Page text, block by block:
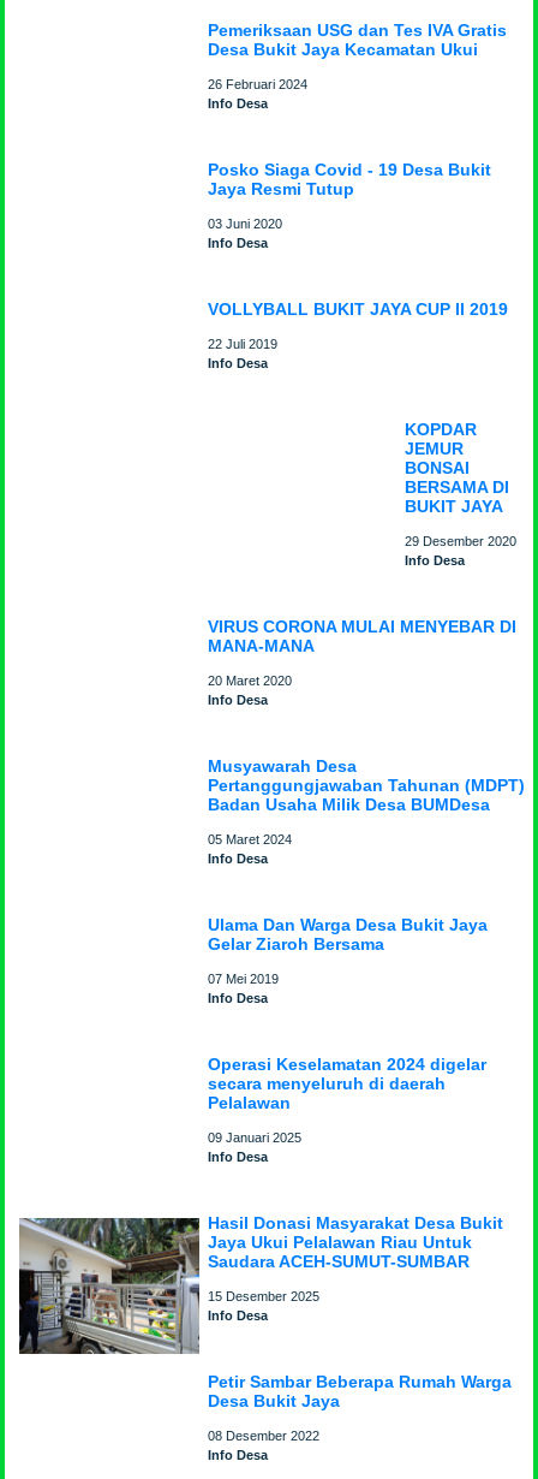
Pemeriksaan USG dan Tes IVA Gratis
Desa Bukit Jaya Kecamatan Ukui
26 Februari 2024
Info Desa
Posko Siaga Covid - 19 Desa Bukit
Jaya Resmi Tutup
03 Juni 2020
Info Desa
VOLLYBALL BUKIT JAYA CUP II 2019
22 Juli 2019
Info Desa
KOPDAR
JEMUR
BONSAI
BERSAMA DI
BUKIT JAYA
29 Desember 2020
Info Desa
VIRUS CORONA MULAI MENYEBAR DI
MANA-MANA
20 Maret 2020
Info Desa
Musyawarah Desa
Pertanggungjawaban Tahunan (MDPT)
Badan Usaha Milik Desa BUMDesa
05 Maret 2024
Info Desa
Ulama Dan Warga Desa Bukit Jaya
Gelar Ziaroh Bersama
07 Mei 2019
Info Desa
Operasi Keselamatan 2024 digelar
secara menyeluruh di daerah
Pelalawan
09 Januari 2025
Info Desa
Hasil Donasi Masyarakat Desa Bukit
Jaya Ukui Pelalawan Riau Untuk
Saudara ACEH-SUMUT-SUMBAR
15 Desember 2025
Info Desa
Petir Sambar Beberapa Rumah Warga
Desa Bukit Jaya
08 Desember 2022
Info Desa